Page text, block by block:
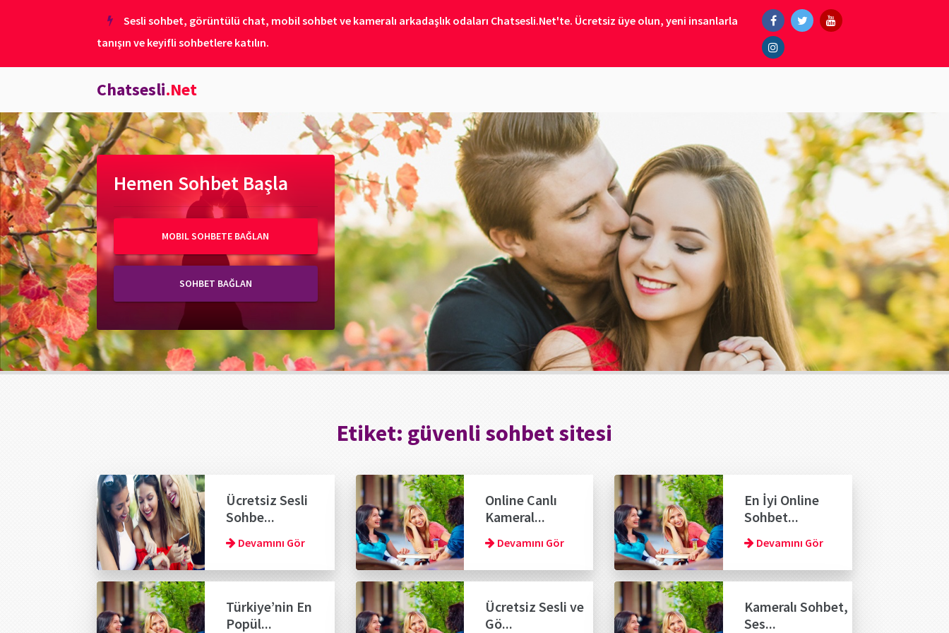
Sesli sohbet, görüntülü chat, mobil sohbet ve kameralı arkadaşlık odaları Chatsesli.Net'te. Ücretsiz üye olun, yeni insanlarla
tanışın ve keyifli sohbetlere katılın.
Chatsesli.Net
Hemen Sohbet Başla
MOBIL SOHBETE BAĞLAN
SOHBET BAĞLAN
Etiket: güvenli sohbet sitesi
Ücretsiz Sesli
Sohbe...
Devamını Gör
Online Canlı
Kameral...
Devamını Gör
En İyi Online
Sohbet...
Devamını Gör
Türkiye’nin En
Popül...
Ücretsiz Sesli ve
Gö...
Kameralı Sohbet,
Ses...